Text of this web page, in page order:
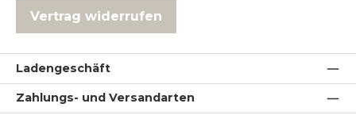
Vertrag widerrufen
Ladengeschäft
Zahlungs- und Versandarten